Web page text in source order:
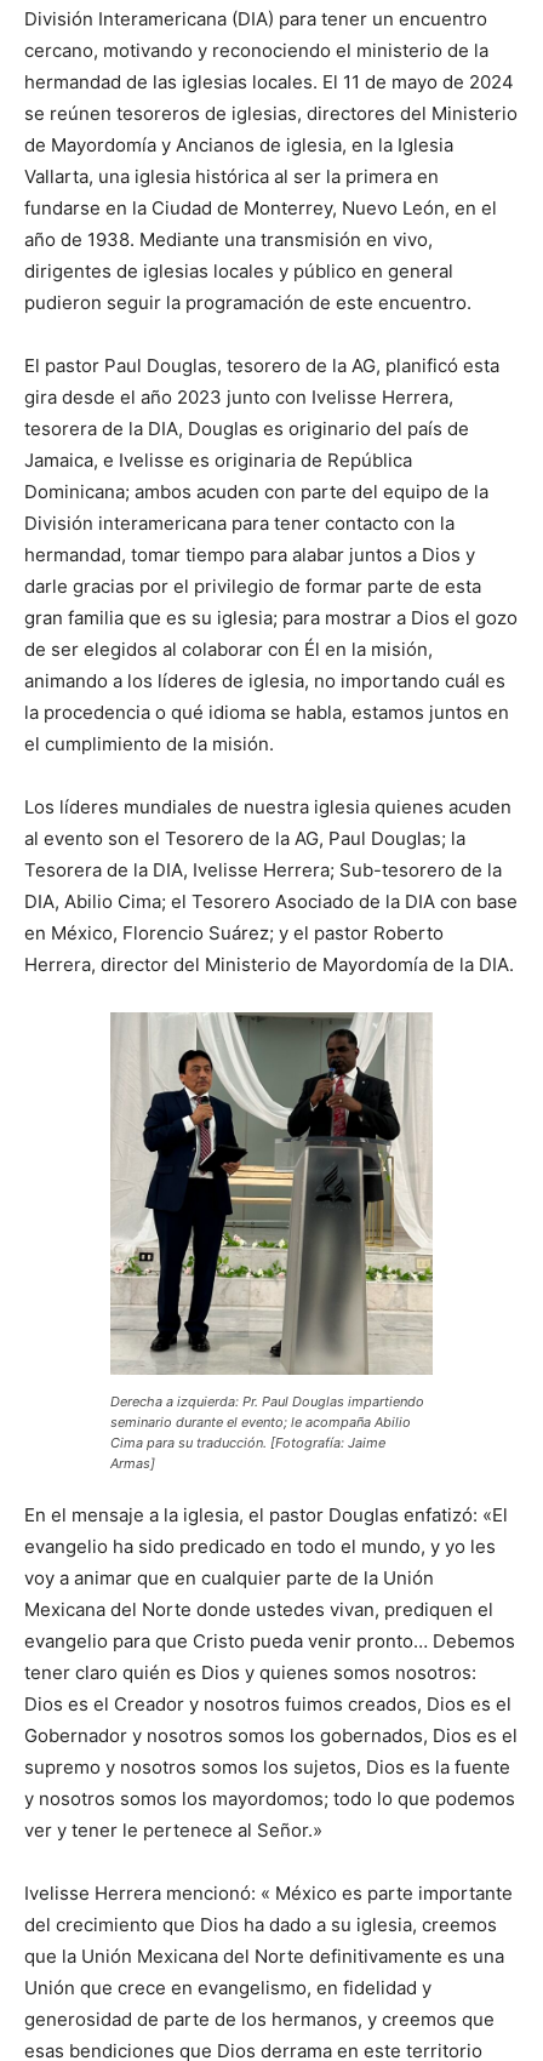
División Interamericana (DIA) para tener un encuentro
cercano, motivando y reconociendo el ministerio de la
hermandad de las iglesias locales. El 11 de mayo de 2024
se reúnen tesoreros de iglesias, directores del Ministerio
de Mayordomía y Ancianos de iglesia, en la Iglesia
Vallarta, una iglesia histórica al ser la primera en
fundarse en la Ciudad de Monterrey, Nuevo León, en el
año de 1938. Mediante una transmisión en vivo,
dirigentes de iglesias locales y público en general
pudieron seguir la programación de este encuentro.
El pastor Paul Douglas, tesorero de la AG, planificó esta
gira desde el año 2023 junto con Ivelisse Herrera,
tesorera de la DIA, Douglas es originario del país de
Jamaica, e Ivelisse es originaria de República
Dominicana; ambos acuden con parte del equipo de la
División interamericana para tener contacto con la
hermandad, tomar tiempo para alabar juntos a Dios y
darle gracias por el privilegio de formar parte de esta
gran familia que es su iglesia; para mostrar a Dios el gozo
de ser elegidos al colaborar con Él en la misión,
animando a los líderes de iglesia, no importando cuál es
la procedencia o qué idioma se habla, estamos juntos en
el cumplimiento de la misión.
Los líderes mundiales de nuestra iglesia quienes acuden
al evento son el Tesorero de la AG, Paul Douglas; la
Tesorera de la DIA, Ivelisse Herrera; Sub-tesorero de la
DIA, Abilio Cima; el Tesorero Asociado de la DIA con base
en México, Florencio Suárez; y el pastor Roberto
Herrera, director del Ministerio de Mayordomía de la DIA.
Derecha a izquierda: Pr. Paul Douglas impartiendo
seminario durante el evento; le acompaña Abilio
Cima para su traducción. [Fotografía: Jaime
Armas]
En el mensaje a la iglesia, el pastor Douglas enfatizó: «El
evangelio ha sido predicado en todo el mundo, y yo les
voy a animar que en cualquier parte de la Unión
Mexicana del Norte donde ustedes vivan, prediquen el
evangelio para que Cristo pueda venir pronto… Debemos
tener claro quién es Dios y quienes somos nosotros:
Dios es el Creador y nosotros fuimos creados, Dios es el
Gobernador y nosotros somos los gobernados, Dios es el
supremo y nosotros somos los sujetos, Dios es la fuente
y nosotros somos los mayordomos; todo lo que podemos
ver y tener le pertenece al Señor.»
Ivelisse Herrera mencionó: « México es parte importante
del crecimiento que Dios ha dado a su iglesia, creemos
que la Unión Mexicana del Norte definitivamente es una
Unión que crece en evangelismo, en fidelidad y
generosidad de parte de los hermanos, y creemos que
esas bendiciones que Dios derrama en este territorio